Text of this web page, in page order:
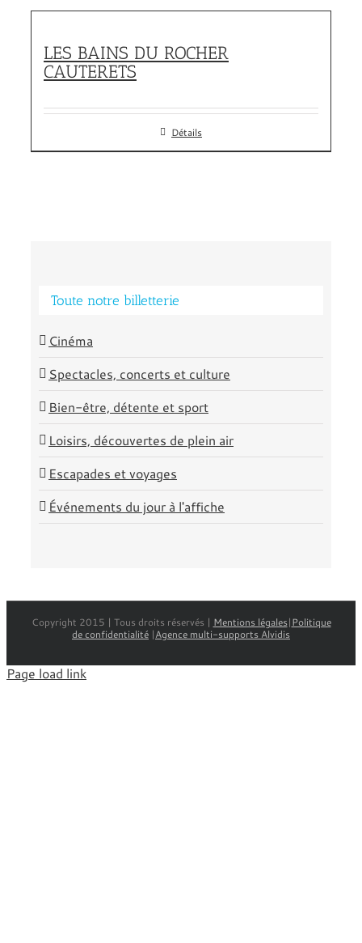
LES BAINS DU ROCHER
CAUTERETS
Détails
Toute notre billetterie
Cinéma
Spectacles, concerts et culture
Bien-être, détente et sport
Loisirs, découvertes de plein air
Escapades et voyages
Événements du jour à l'affiche
Copyright 2015 | Tous droits réservés | Mentions légales|Politique
de confidentialité |Agence multi-supports Alvidis
Page load link